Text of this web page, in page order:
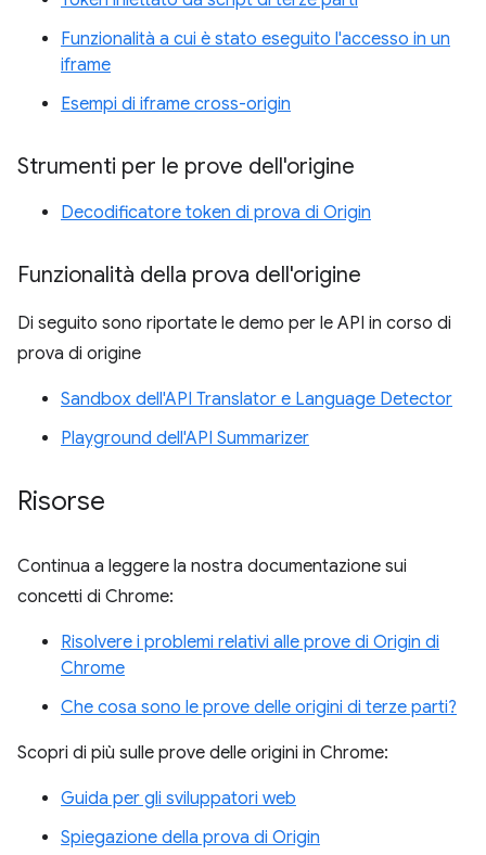
Funzionalità a cui è stato eseguito l'accesso in un
iframe
Esempi di iframe cross-origin
Strumenti per le prove dell'origine
Decodificatore token di prova di Origin
Funzionalità della prova dell'origine
Di seguito sono riportate le demo per le API in corso di
prova di origine
Sandbox dell'API Translator e Language Detector
Playground dell'API Summarizer
Risorse
Continua a leggere la nostra documentazione sui
concetti di Chrome:
Risolvere i problemi relativi alle prove di Origin di
Chrome
Che cosa sono le prove delle origini di terze parti?
Scopri di più sulle prove delle origini in Chrome:
Guida per gli sviluppatori web
Spiegazione della prova di Origin